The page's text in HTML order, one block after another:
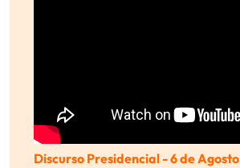
Discurso Presidencial - 6 de Agosto